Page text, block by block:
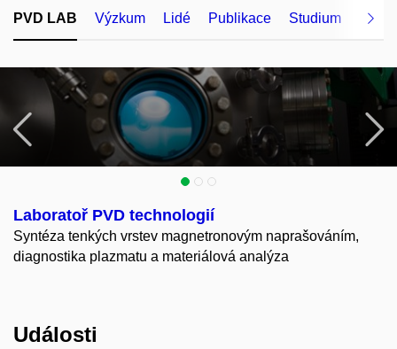
PVD LAB Výzkum Lidé Publikace Studium
Předchozí
Laboratoř PVD technologií
Syntéza tenkých vrstev magnetronovým naprašováním,
diagnostika plazmatu a materiálová analýza
Události